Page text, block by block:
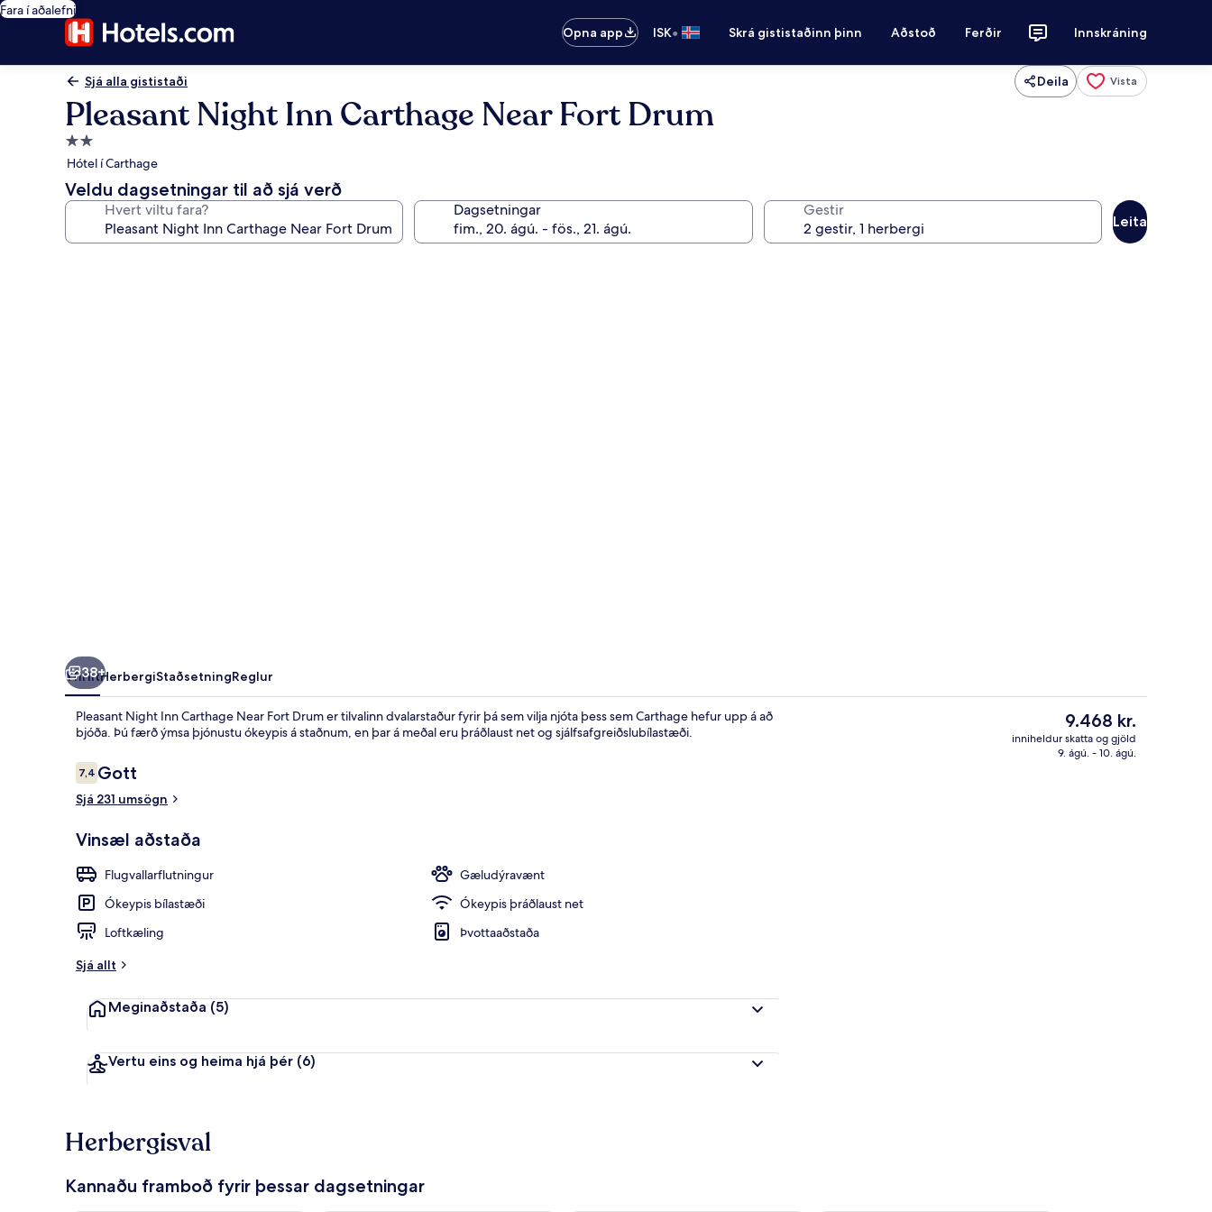
Fara í aðalefni
Opna app
ISK• Skrá gististaðinn þinn Aðstoð Ferðir Innskráning
Sjá alla gististaði Deila Vista
Pleasant Night Inn Carthage Near Fort Drum
2.0
stjörnu
gististaður
Hótel í Carthage
Veldu dagsetningar til að sjá verð
Hvert viltu fara? Dagsetningar Gestir
Leita
Inngangur gististaðar
Herbergi - 1 stórt tvíbreitt rúm |
38+
YfirlitHerbergiStaðsetningReglur
Pleasant Night Inn Carthage Near Fort Drum er tilvalinn dvalarstaður fyrir þá sem vilja njóta þess sem Carthage hefur upp á að
bjóða. Þú færð ýmsa þjónustu ókeypis á staðnum, en þar á meðal eru þráðlaust net og sjálfsafgreiðslubílastæði.
Umsagnir
7,47,4 af 10
Gott
Sjá 231 umsögn
Vinsæl aðstaða
Flugvallarflutningur
Gæludýravænt
Ókeypis bílastæði
Ókeypis þráðlaust net
Loftkæling
Þvottaaðstaða
Sjá allt
Meginaðstaða (5)
Vertu eins og heima hjá þér (6)
Núverandi
verð
er
9.468 kr.
inniheldur skatta og gjöld
9. ágú. - 10. ágú.
Herbergisval
Kannaðu framboð fyrir þessar dagsetningar